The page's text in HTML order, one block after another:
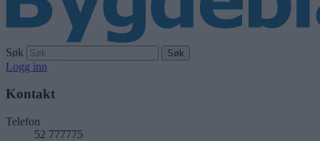
Søk
Logg inn
Kontakt
Telefon
52 777775